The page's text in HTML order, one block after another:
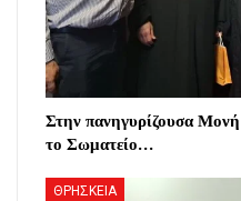
Στην πανηγυρίζουσα
το Σωματείο…
ΘΡΗΣΚΕΙΑ